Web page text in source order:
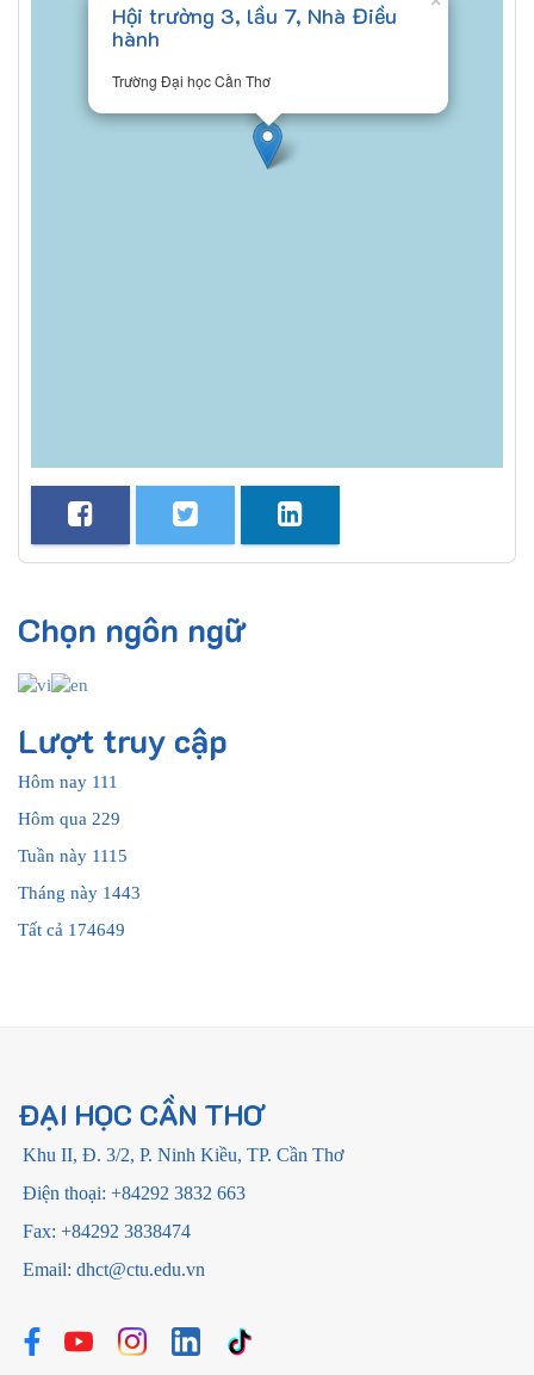
Hội trường 3, lầu 7, Nhà Điều
hành
Trường Đại học Cần Thơ
Chọn ngôn ngữ
Lượt truy cập
Hôm nay 111
Hôm qua 229
Tuần này 1115
Tháng này 1443
Tất cả 174649
ĐẠI HỌC CẦN THƠ
Khu II, Đ. 3/2, P. Ninh Kiều, TP. Cần Thơ
Điện thoại: +84292 3832 663
Fax: +84292 3838474
Email: dhct@ctu.edu.vn